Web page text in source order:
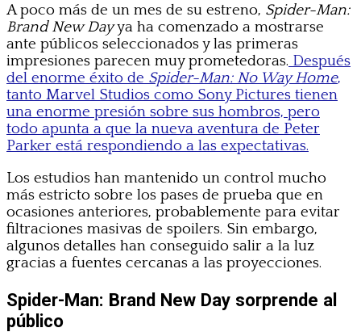
A poco más de un mes de su estreno, Spider-Man:
Brand New Dayya ha comenzado a mostrarse
ante públicos seleccionados y las primeras
impresiones parecen muy prometedoras. Después
del enorme éxito de Spider-Man: No Way Home,
tanto Marvel Studios como Sony Pictures tienen
una enorme presión sobre sus hombros, pero
todo apunta a que la nueva aventura de Peter
Parker está respondiendo a las expectativas.
Los estudios han mantenido un control mucho
más estricto sobre los pases de prueba que en
ocasiones anteriores, probablemente para evitar
filtraciones masivas de spoilers. Sin embargo,
algunos detalles han conseguido salir a la luz
gracias a fuentes cercanas a las proyecciones.
Spider-Man: Brand New Day sorprende al
público